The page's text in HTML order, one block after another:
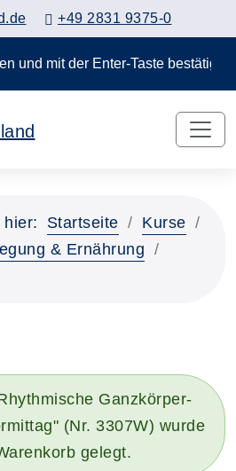
+49 2831 9375-0
hier: Startseite
Kurse
& Ernährung
Ganzkörper-
(Nr. 3307W) wurde
gelegt.